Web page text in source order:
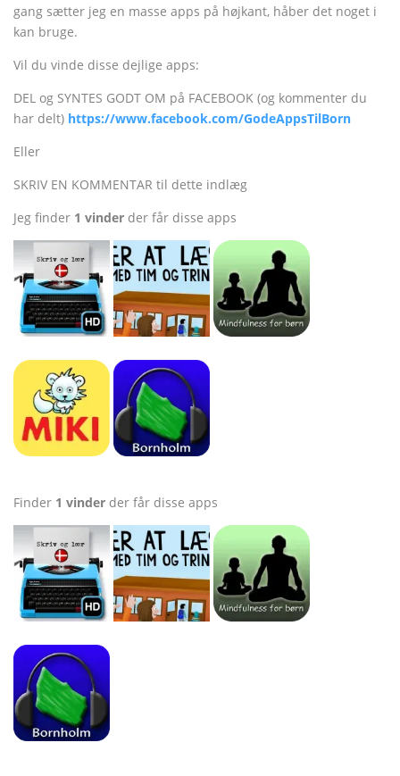
gang sætter jeg en masse apps på højkant, håber det noget i
kan bruge.
Vil du vinde disse dejlige apps:
DEL og SYNTES GODT OM på FACEBOOK (og kommenter du
har delt) https://www.facebook.com/GodeAppsTilBorn
Eller
SKRIV EN KOMMENTAR til dette indlæg
Jeg finder 1 vinder der får disse apps
Finder 1 vinder der får disse apps